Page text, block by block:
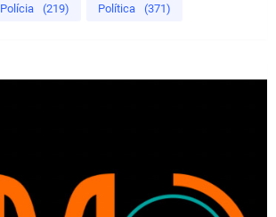
Polícia (219) Política (371)